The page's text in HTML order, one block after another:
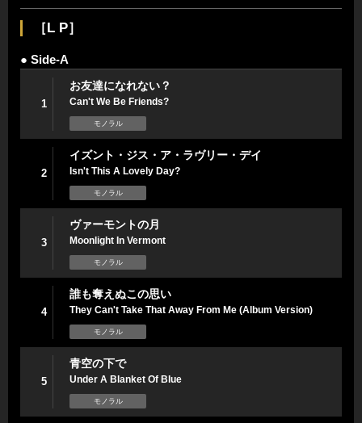
［L P］
● Side-A
1
お友達になれない？
Can't We Be Friends?
モノラル
2
イズント・ジス・ア・ラヴリー・デイ
Isn't This A Lovely Day?
モノラル
3
ヴァーモントの月
Moonlight In Vermont
モノラル
4
誰も奪えぬこの思い
They Can't Take That Away From Me (Album Version)
モノラル
5
青空の下で
Under A Blanket Of Blue
モノラル